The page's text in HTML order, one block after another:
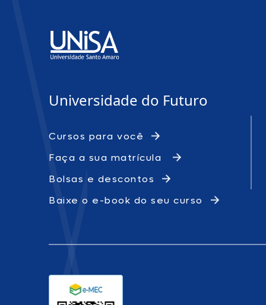
Universidade do Futuro
Cursos para você
Faça a sua matrícula
Bolsas e descontos
Baixe o e-book do seu curso